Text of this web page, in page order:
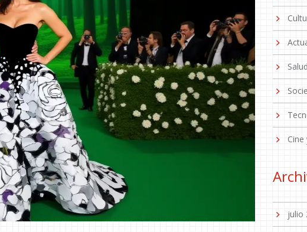
Salud
julio